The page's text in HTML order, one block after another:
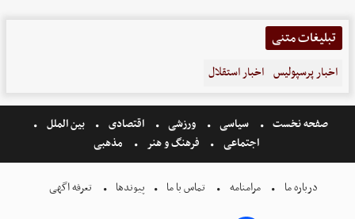
تبلیغات متنی
اخبار پرسپولیس اخبار استقلال
صفحه نخست سیاسی ورزشی اقتصادی
بین الملل
اجتماعی
فرهنگ و هنر مذهبی
درباره ما مرامنامه تماس با ما پیوندها تعرفه اگهی